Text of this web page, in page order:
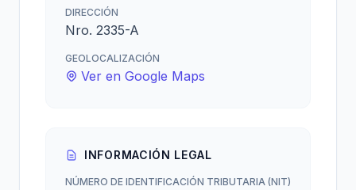
DIRECCIÓN
Nro. 2335-A
GEOLOCALIZACIÓN
Ver en Google Maps
INFORMACIÓN LEGAL
NÚMERO DE IDENTIFICACIÓN TRIBUTARIA (NIT)